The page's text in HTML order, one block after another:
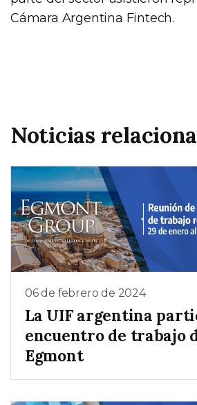
Cámara Argentina Fintech.
Noticias
06 de febrero de 2024
La UIF argentina
encuentro de trabajo
Egmont